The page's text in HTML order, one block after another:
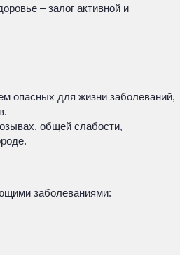
– залог активной и
опасных для жизни заболеваний,
общей слабости,
заболеваниями: